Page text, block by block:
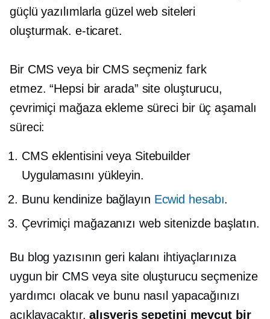
güçlü yazılımlarla güzel web siteleri
oluşturmak. e-ticaret.
Bir CMS veya bir CMS seçmeniz fark
etmez.“Hepsi bir arada” site oluşturucu,
çevrimiçi mağaza ekleme süreci bir üç aşamalı
süreci:
CMS eklentisini veya Sitebuilder
Uygulamasını yükleyin.
Bunu kendinize bağlayın Ecwid hesabı.
Çevrimiçi mağazanızı web sitenizde başlatın.
Bu blog yazısının geri kalanı ihtiyaçlarınıza
uygun bir CMS veya site oluşturucu seçmenize
yardımcı olacak ve bunu nasıl yapacağınızı
açıklayacaktır.alışveriş sepetini mevcut bir